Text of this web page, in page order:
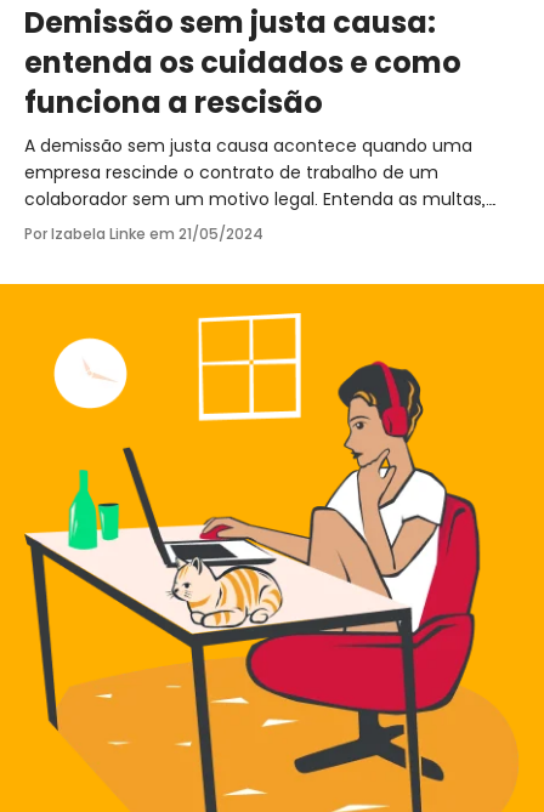
Demissão sem justa causa:
entenda os cuidados e como
funciona a rescisão
A demissão sem justa causa acontece quando uma
empresa rescinde o contrato de trabalho de um
colaborador sem um motivo legal. Entenda as multas,
ajustes de contas e acordos.
Por Izabela Linke em 21/05/2024